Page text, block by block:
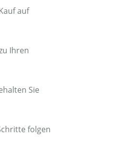
auf
Ihren
Sie
folgen